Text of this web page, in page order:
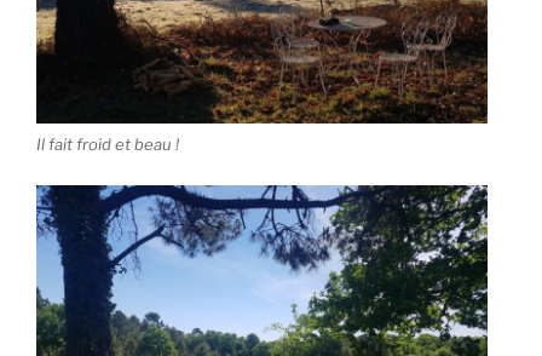
Il fait froid et beau !